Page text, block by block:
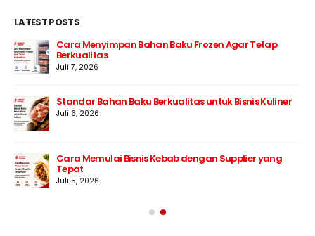
LATEST POSTS
Cara Menyimpan Bahan Baku Frozen Agar Tetap
Berkualitas
Juli 7, 2026
Standar Bahan Baku Berkualitas untuk Bisnis Kuliner
Juli 6, 2026
Cara Memulai Bisnis Kebab dengan Supplier yang
Tepat
Juli 5, 2026